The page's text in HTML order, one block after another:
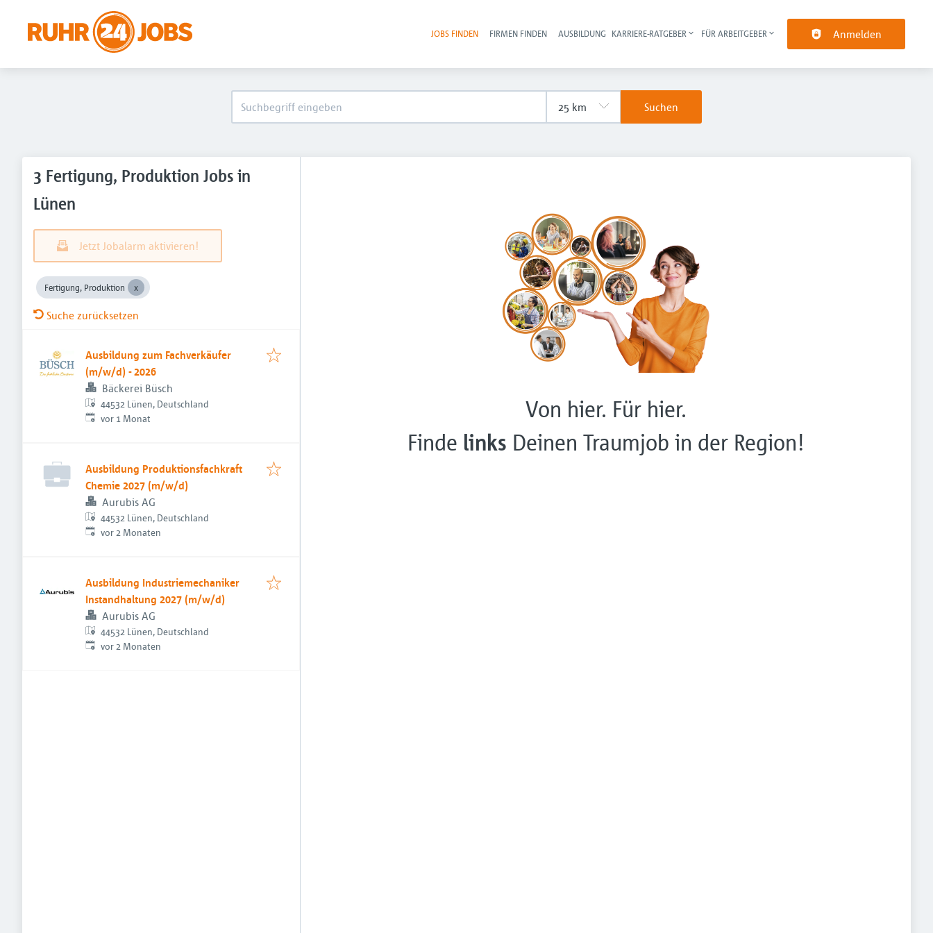
Haupt-Navigation
JOBS FINDEN FIRMEN FINDEN AUSBILDUNG KARRIERE-RATGEBER FÜR ARBEITGEBER Anmelden
Suchen
3 Fertigung, Produktion Jobs in
Lünen
Jetzt Jobalarm aktivieren!
Fertigung, Produktion
Suche zurücksetzen
Ausbildung zum Fachverkäufer
(m/w/d) - 2026
Bäckerei Büsch
44532 Lünen, Deutschland
Veröffentlicht:
vor 1 Monat
Ausbildung Produktionsfachkraft
Chemie 2027 (m/w/d)
Aurubis AG
44532 Lünen, Deutschland
Veröffentlicht:
vor 2 Monaten
Ausbildung Industriemechaniker
Instandhaltung 2027 (m/w/d)
Aurubis AG
44532 Lünen, Deutschland
Veröffentlicht:
vor 2 Monaten
Von hier. Für hier.
Finde links Deinen Traumjob in der Region!